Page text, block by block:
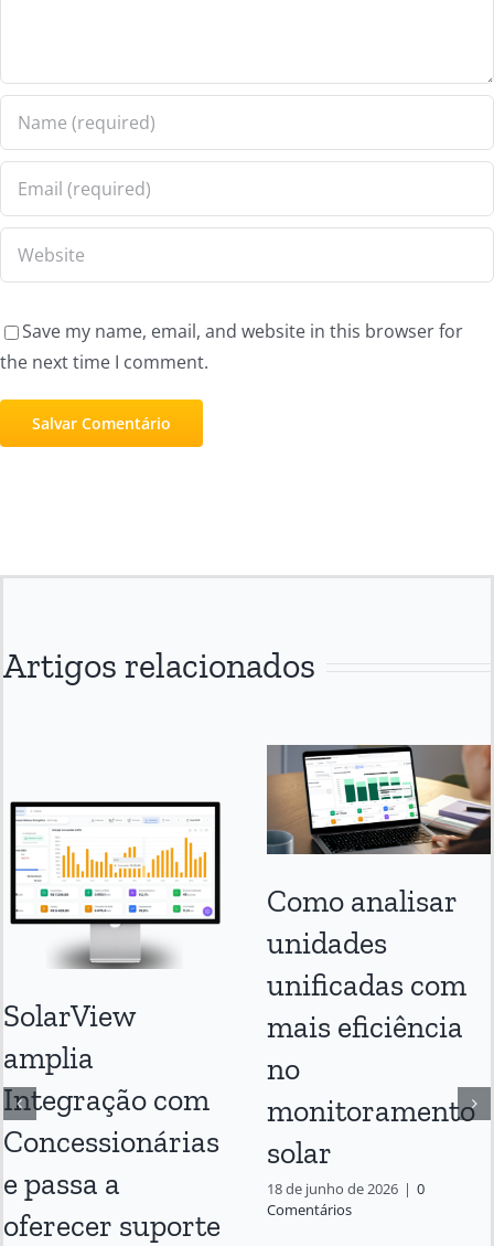
Save my name, email, and website in this browser for
the next time I comment.
Artigos relacionados
SolarView
amplia
Integração com
Concessionárias
e passa a
oferecer suporte
Como analisar
unidades
unificadas com
mais eficiência
no
monitoramento
solar
18 de junho de 2026 | 0
Comentários